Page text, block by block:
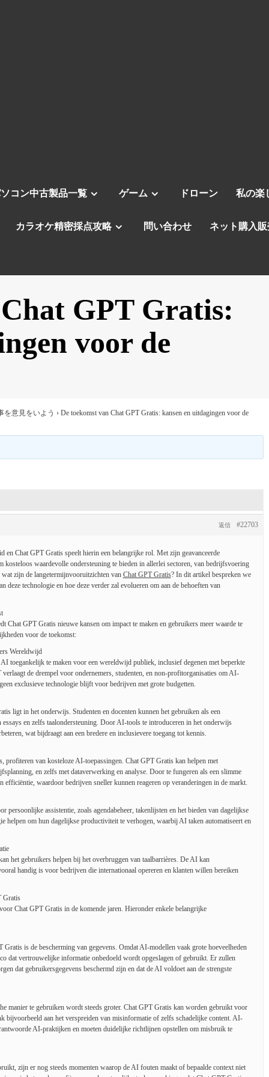
コン中古製品一覧 ゲーム ドローン 私の楽
カラオケ精密採点攻略 問い合わせ ネット購入
GPT Gratis:
voor de
を意見をいよう › De toekomst van Chat GPT Gratis: kansen en uitdagingen voor de
#22703
返信
en Chat GPT Gratis speelt hierin een belangrijke rol. Met zijn geavanceerde
kosteloos waardevolle ondersteuning te bieden in allerlei sectoren, van bedrijfsvoering
zijn de langetermijnvooruitzichten van Chat GPT Gratis? In dit artikel bespreken we
deze technologie en hoe deze verder zal evolueren om aan de behoeften van
GPT Gratis nieuwe kansen om impact te maken en gebruikers meer waarde te
voor de toekomst:
Wereldwijd
toegankelijk te maken voor een wereldwijd publiek, inclusief degenen met beperkte
de drempel voor ondernemers, studenten, en non-profitorganisaties om AI-
exclusieve technologie blijft voor bedrijven met grote budgetten.
ligt in het onderwijs. Studenten en docenten kunnen het gebruiken als een
en zelfs taalondersteuning. Door AI-tools te introduceren in het onderwijs
wat bijdraagt aan een bredere en inclusievere toegang tot kennis.
profiteren van kosteloze AI-toepassingen. Chat GPT Gratis kan helpen met
en zelfs met dataverwerking en analyse. Door te fungeren als een slimme
efficiëntie, waardoor bedrijven sneller kunnen reageren op veranderingen in de markt.
persoonlijke assistentie, zoals agendabeheer, takenlijsten en het bieden van dagelijkse
helpen om hun dagelijkse productiviteit te verhogen, waarbij AI taken automatiseert en
het gebruikers helpen bij het overbruggen van taalbarrières. De AI kan
handig is voor bedrijven die internationaal opereren en klanten willen bereiken
Gratis
Chat GPT Gratis in de komende jaren. Hieronder enkele belangrijke
is de bescherming van gegevens. Omdat AI-modellen vaak grote hoeveelheden
dat vertrouwelijke informatie onbedoeld wordt opgeslagen of gebruikt. Er zullen
dat gebruikersgegevens beschermd zijn en dat de AI voldoet aan de strengste
manier te gebruiken wordt steeds groter. Chat GPT Gratis kan worden gebruikt voor
bijvoorbeeld aan het verspreiden van misinformatie of zelfs schadelijke content. AI-
AI-praktijken en moeten duidelijke richtlijnen opstellen om misbruik te
zijn er nog steeds momenten waarop de AI fouten maakt of bepaalde context niet